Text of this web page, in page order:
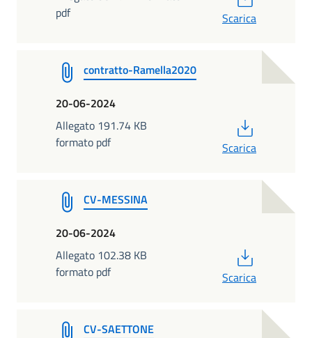
pdf
Scarica
contratto-Ramella2020
20-06-2024
Allegato 191.74 KB
formato pdf
Scarica
CV-MESSINA
20-06-2024
Allegato 102.38 KB
formato pdf
Scarica
CV-SAETTONE